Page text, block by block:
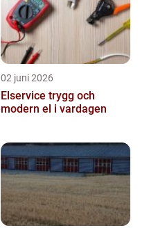
02 juni 2026
Elservice trygg och
modern el i vardagen